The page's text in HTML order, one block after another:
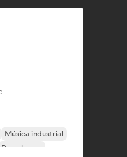
Música industrial
Deep house